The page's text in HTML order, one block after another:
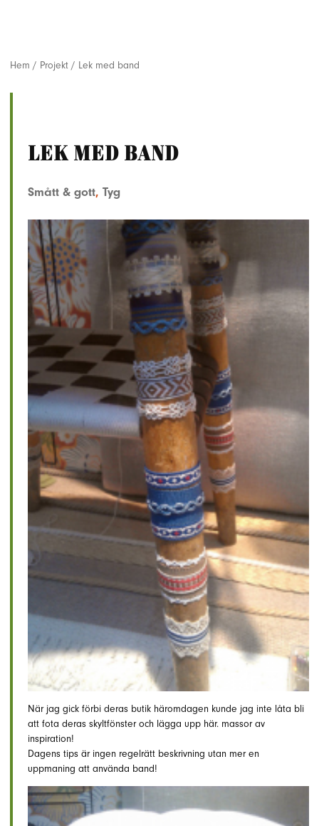
Hem / Projekt / Lek med band
Lek med band
Smått & gott, Tyg
När jag gick förbi deras butik häromdagen kunde jag inte låta bli
att fota deras skyltfönster och lägga upp här. massor av
inspiration!
Dagens tips är ingen regelrätt beskrivning utan mer en
uppmaning att använda band!